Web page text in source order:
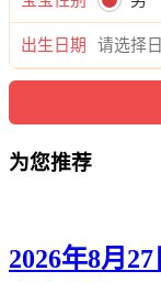
蓓忆、蓉俪。
出生日期
为您推荐
2026年8月